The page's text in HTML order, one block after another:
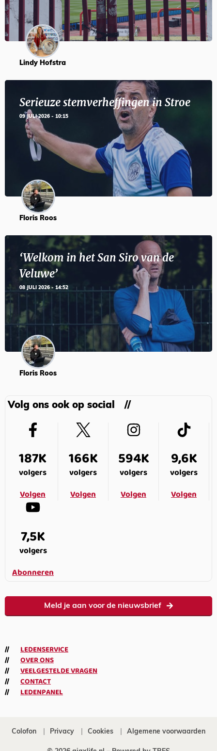
Lindy Hofstra
Serieuze stemverheffingen in Stroe
09 JULI 2026 - 10:15
Floris Roos
‘Welkom in het San Siro van de
Veluwe’
08 JULI 2026 - 14:52
Floris Roos
Volg ons ook op social
187K
volgers
Volgen
166K
volgers
Volgen
594K
volgers
Volgen
9,6K
volgers
Volgen
7,5K
volgers
Abonneren
Meld je aan voor de nieuwsbrief
LEDENSERVICE
OVER ONS
VEELGESTELDE VRAGEN
CONTACT
LEDENPANEL
Colofon Privacy Cookies Algemene voorwaarden